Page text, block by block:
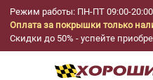
Режим работы: ПН-ПТ 09:00-
Оплата за покрышки только
Скидки до 50% - успейте